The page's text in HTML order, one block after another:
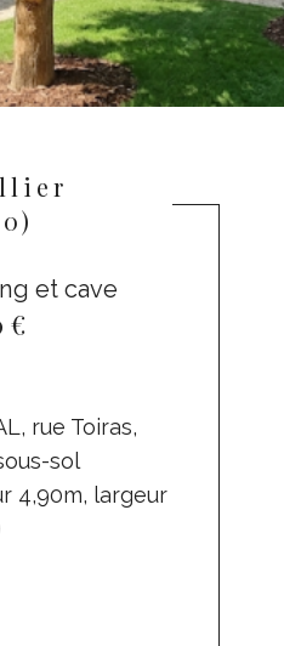
et cave
€
rue Toiras,
sol
4,90m, largeur